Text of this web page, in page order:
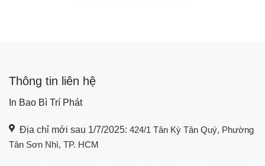
Thông tin liên hệ
In Bao Bì Trí Phát
Địa chỉ mới sau 1/7/2025: 424/1 Tân Kỳ Tân Quý, Phường
Tân Sơn Nhì, TP. HCM